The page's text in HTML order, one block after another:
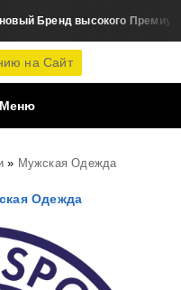
Бренд высокого Премиум
на Сайт
» Мужская Одежда
Одежда